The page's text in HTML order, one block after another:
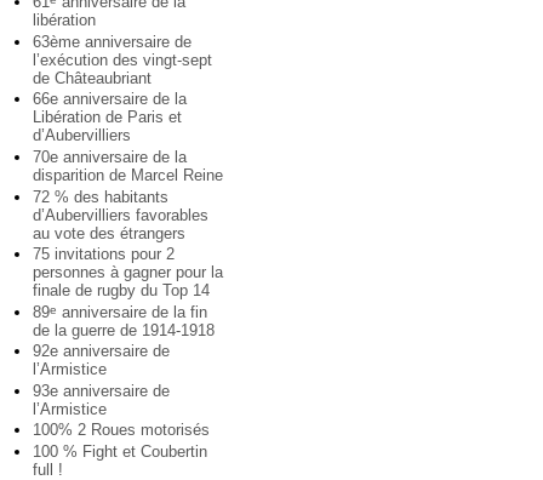
libération
63ème anniversaire de
l’exécution des vingt-sept
de Châteaubriant
66e anniversaire de la
Libération de Paris et
d’Aubervilliers
70e anniversaire de la
disparition de Marcel Reine
72 % des habitants
d’Aubervilliers favorables
au vote des étrangers
75 invitations pour 2
personnes à gagner pour la
finale de rugby du Top 14
89e anniversaire de la fin
de la guerre de 1914-1918
92e anniversaire de
l’Armistice
93e anniversaire de
l’Armistice
100% 2 Roues motorisés
100 % Fight et Coubertin
full !